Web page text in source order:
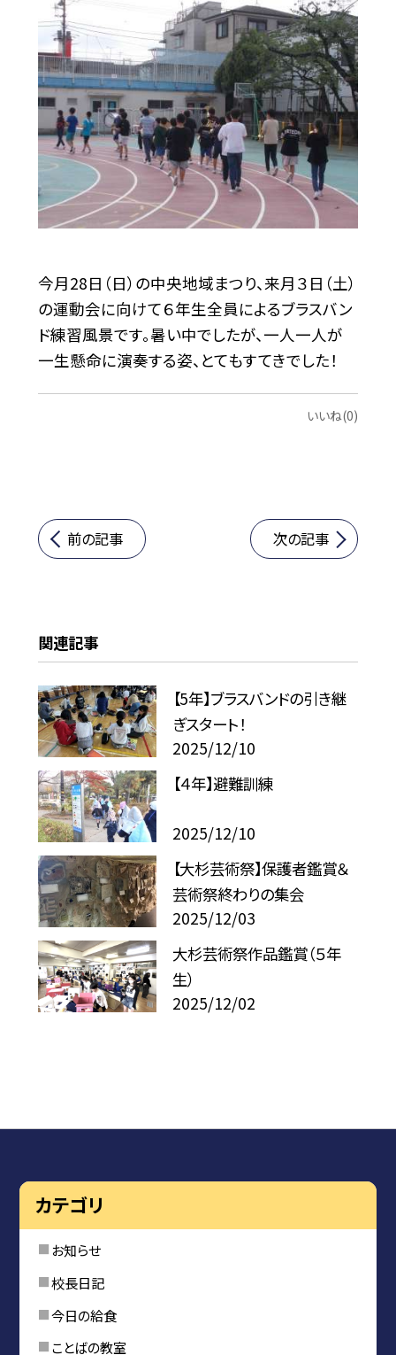
今月28日（日）の中央地域まつり、来月３日（土）
の運動会に向けて６年生全員によるブラスバン
ド練習風景です。暑い中でしたが、一人一人が
一生懸命に演奏する姿、とてもすてきでした！
いいね(0)
前の記事 次の記事
関連記事
【5年】ブラスバンドの引き継
ぎスタート！
2025/12/10
【４年】避難訓練
2025/12/10
【大杉芸術祭】保護者鑑賞＆
芸術祭終わりの集会
2025/12/03
大杉芸術祭作品鑑賞（５年
生）
2025/12/02
カテゴリ
お知らせ
校長日記
今日の給食
ことばの教室